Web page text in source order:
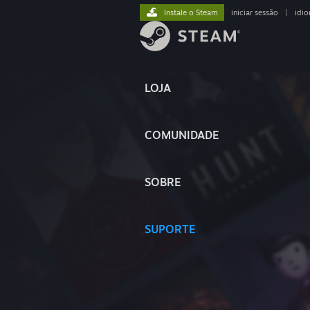
LOJA
COMUNIDADE
SOBRE
SUPORTE
Instale o Steam iniciar sessão